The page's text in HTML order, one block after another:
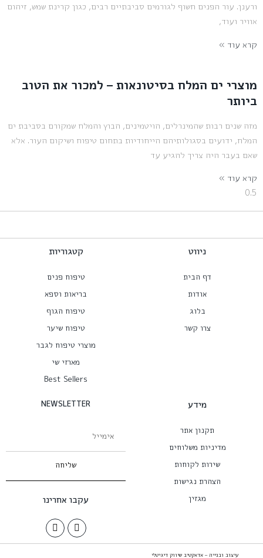
ורענן. עור הפנים חשוף לגורמים סביבתיים רבים, כגון קרינת שמש, זיהום
אוויר ועוד,
קרא עוד »
מוצרי ים המלח בסיטונאות – למכור את הטוב
ביותר
מזה שנים רבות שהמינרלים, הויטמינים, הבוץ והמלח שמקורם בסביבת ים
המלח, ידועים בסגולותיהם הייחודיות בתחום טיפוח ושיקום העור. אלא
שאם בעבר היה צריך להגיע עד
קרא עוד »
ניווט
דף הבית
אודות
בלוג
צרו קשר
קטגוריות
טיפוח פנים
בריאות וספא
טיפוח הגוף
טיפוח שיער
מוצרי טיפוח לגבר
מארזי שי
Best Sellers
מידע
תקנון אתר
מדיניות משלוחים
שירות לקוחות
הצהרת נגישות
מגזין
NEWSLETTER
שליחה
עקבו אחרינו
עיצוב ובנייה – אדאקטיב שיווק דיגיטלי